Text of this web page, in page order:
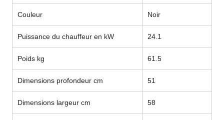
Couleur Noir
Puissance du chauffeur en kW 24.1
Poids kg 61.5
Dimensions profondeur cm 51
Dimensions largeur cm 58